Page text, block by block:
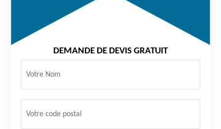
DEMANDE DE DEVIS GRATUIT